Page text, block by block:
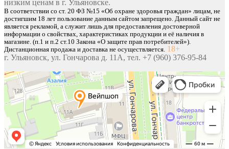
низким ценам в г. Ульяновске.
В соответствии со ст. 20 ФЗ №15 «Об охране здоровья граждан» лицам, не
достигшим 18 лет пользование данным сайтом запрещено. Данный сайт не
является рекламой, а служит лишь для предоставления достоверной
информации о свойствах, характеристиках продукции и её наличия в
магазине. (п.1 и п.2 ст.10 Закона «О защите прав потребителей»).
Дистанционная продажа и доставка не осуществляется. 18+
г. Ульяновск, ул. Гончарова д. 11А, тел. +7 (960) 376-95-84